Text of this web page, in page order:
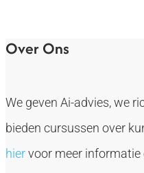
Over Ons
We geven Ai-advies, we
bieden cursussen over
hiervoor meer informatie